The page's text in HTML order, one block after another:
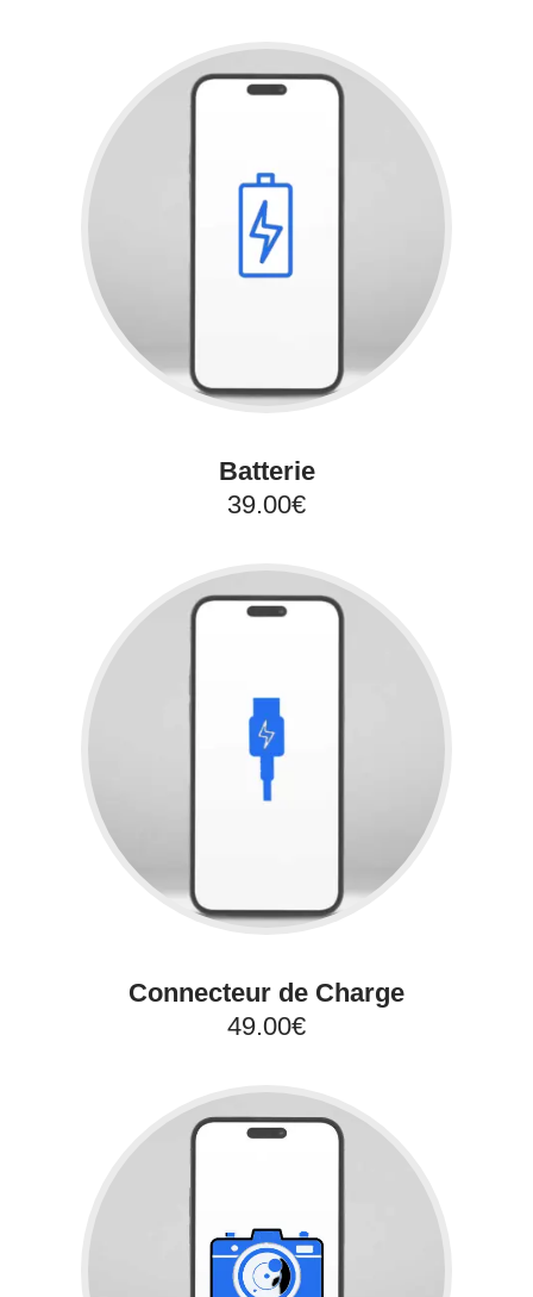
Batterie
39.00€
Connecteur de Charge
49.00€